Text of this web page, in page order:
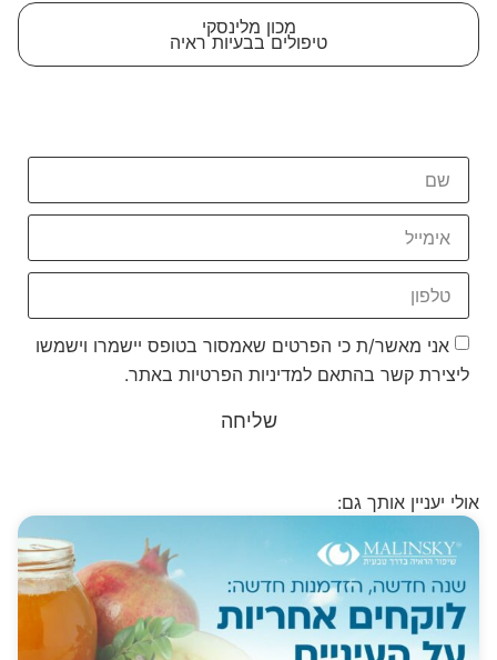
מכון מלינסקי
טיפולים בבעיות ראיה
אני מאשר/ת כי הפרטים שאמסור בטופס יישמרו וישמשו
ליצירת קשר בהתאם למדיניות הפרטיות באתר.
שליחה
אולי יעניין אותך גם: